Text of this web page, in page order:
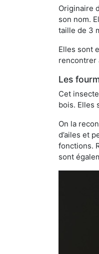
Originaire
son nom.
taille de 3
Elles sont
rencontrer
Les
Cet
bois. Elles
On la
d’ailes et
fonctions.
sont